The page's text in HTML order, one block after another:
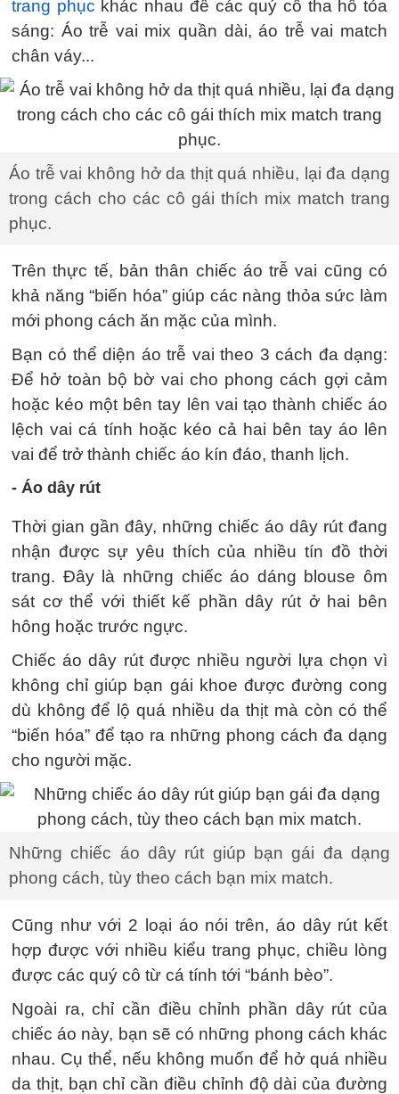
trang phục khác nhau để các quý cô tha hồ tỏa
sáng: Áo trễ vai mix quần dài, áo trễ vai match
chân váy...
Áo trễ vai không hở da thịt quá nhiều, lại đa dạng
trong cách cho các cô gái thích mix match trang
phục.
Trên thực tế, bản thân chiếc áo trễ vai cũng có
khả năng “biến hóa” giúp các nàng thỏa sức làm
mới phong cách ăn mặc của mình.
Bạn có thể diện áo trễ vai theo 3 cách đa dạng:
Để hở toàn bộ bờ vai cho phong cách gợi cảm
hoặc kéo một bên tay lên vai tạo thành chiếc áo
lệch vai cá tính hoặc kéo cả hai bên tay áo lên
vai để trở thành chiếc áo kín đáo, thanh lịch.
- Áo dây rút
Thời gian gần đây, những chiếc áo dây rút đang
nhận được sự yêu thích của nhiều tín đồ thời
trang. Đây là những chiếc áo dáng blouse ôm
sát cơ thể với thiết kế phần dây rút ở hai bên
hông hoặc trước ngực.
Chiếc áo dây rút được nhiều người lựa chọn vì
không chỉ giúp bạn gái khoe được đường cong
dù không để lộ quá nhiều da thịt mà còn có thể
“biến hóa” để tạo ra những phong cách đa dạng
cho người mặc.
Những chiếc áo dây rút giúp bạn gái đa dạng
phong cách, tùy theo cách bạn mix match.
Cũng như với 2 loại áo nói trên, áo dây rút kết
hợp được với nhiều kiểu trang phục, chiều lòng
được các quý cô từ cá tính tới “bánh bèo”.
Ngoài ra, chỉ cần điều chỉnh phần dây rút của
chiếc áo này, bạn sẽ có những phong cách khác
nhau. Cụ thể, nếu không muốn để hở quá nhiều
da thịt, bạn chỉ cần điều chỉnh độ dài của đường